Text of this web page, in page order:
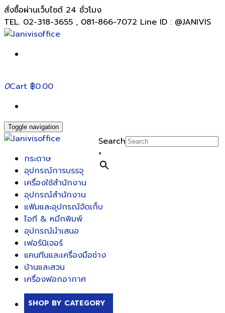
สั่งซื้อผ่านเว็บไซต์ 24 ชั่วโมง
TEL. 02-318-3655 , 081-866-7072 Line ID : @JANIVIS
0Cart ฿0.00
Toggle navigation
Search
×
กระดาษ
อุปกรณ์การบรรจุ
เครื่องใช้สำนักงาน
อุปกรณ์สำนักงาน
แฟ้มและอุปกรณ์จัดเก็บ
ไอที & หมึกพิมพ์
อุปกรณ์นำเสนอ
เฟอร์นิเจอร์
แคนทีนและเครื่องมือช่าง
บ้านและสวน
เครื่องฟอกอากาศ
SHOP BY CATEGORY